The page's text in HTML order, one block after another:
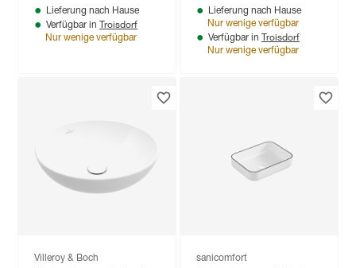
Lieferung nach Hause
Verfügbar in Troisdorf
Nur wenige verfügbar
Lieferung nach Hause
Nur wenige verfügbar
Verfügbar in Troisdorf
Nur wenige verfügbar
Villeroy & Boch sanicomfort